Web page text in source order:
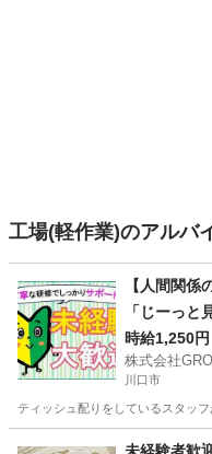
工場(軽作業)のアルバ
【人間関係
「じーっと
円可のレア
時給1,250円
株式会社
川口市
ティッシュ配りをしているスタッ
その他